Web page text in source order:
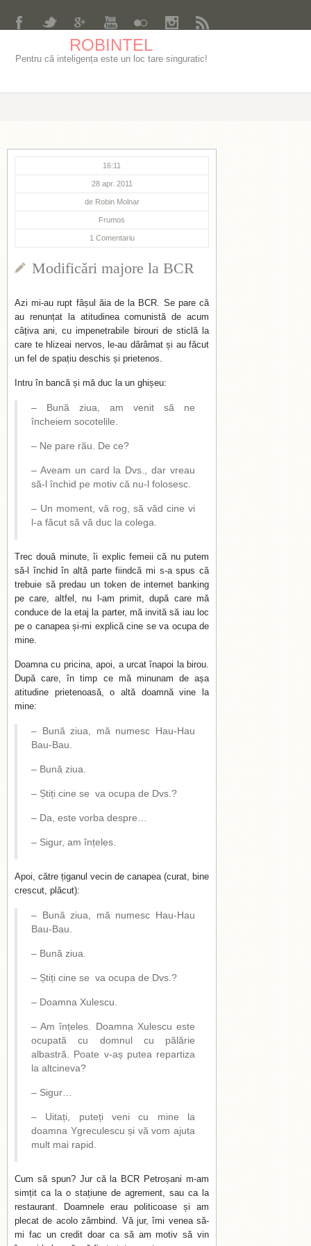
ROBINTEL
Pentru că inteligența este un loc tare singuratic!
16:11
28 apr. 2011
de Robin Molnar
Frumos
1 Comentariu
Modificări majore la BCR
Azi mi-au rupt fâșul ăia de la BCR. Se pare că
au renunțat la atitudinea comunistă de acum
câțiva ani, cu impenetrabile birouri de sticlă la
care te hlizeai nervos, le-au dărâmat și au făcut
un fel de spațiu deschis și prietenos.
Intru în bancă și mă duc la un ghișeu:
– Bună ziua, am venit să ne
încheiem socotelile.
– Ne pare rău. De ce?
– Aveam un card la Dvs., dar vreau
să-l închid pe motiv că nu-l folosesc.
– Un moment, vă rog, să văd cine vi
l-a făcut să vă duc la colega.
Trec două minute, îi explic femeii că nu putem
să-l închid în altă parte fiindcă mi s-a spus că
trebuie să predau un token de internet banking
pe care, altfel, nu l-am primit, după care mă
conduce de la etaj la parter, mă invită să iau loc
pe o canapea și-mi explică cine se va ocupa de
mine.
Doamna cu pricina, apoi, a urcat înapoi la birou.
După care, în timp ce mă minunam de așa
atitudine prietenoasă, o altă doamnă vine la
mine:
– Bună ziua, mă numesc Hau-Hau
Bau-Bau.
– Bună ziua.
– Știți cine se va ocupa de Dvs.?
– Da, este vorba despre…
– Sigur, am înțeles.
Apoi, către țiganul vecin de canapea (curat, bine
crescut, plăcut):
– Bună ziua, mă numesc Hau-Hau
Bau-Bau.
– Bună ziua.
– Știți cine se va ocupa de Dvs.?
– Doamna Xulescu.
– Am înțeles. Doamna Xulescu este
ocupată cu domnul cu pălărie
albastră. Poate v-aș putea repartiza
la altcineva?
– Sigur…
– Uitați, puteți veni cu mine la
doamna Ygreculescu și vă vom ajuta
mult mai rapid.
Cum să spun? Jur că la BCR Petroșani m-am
simțit ca la o stațiune de agrement, sau ca la
restaurant. Doamnele erau politicoase și am
plecat de acolo zâmbind. Vă jur, îmi venea să-
mi fac un credit doar ca să am motiv să vin